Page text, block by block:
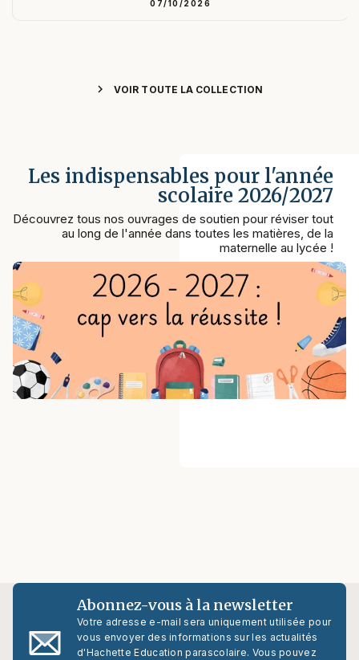
07/10/2026
chevron_right VOIR TOUTE LA COLLECTION
Les indispensables pour l'année
scolaire 2026/2027
Découvrez tous nos ouvrages de soutien pour réviser tout
au long de l'année dans toutes les matières, de la
maternelle au lycée !
Abonnez-vous à la newsletter
Votre adresse e-mail sera uniquement utilisée pour
vous envoyer des informations sur les actualités
d'Hachette Education parascolaire. Vous pouvez